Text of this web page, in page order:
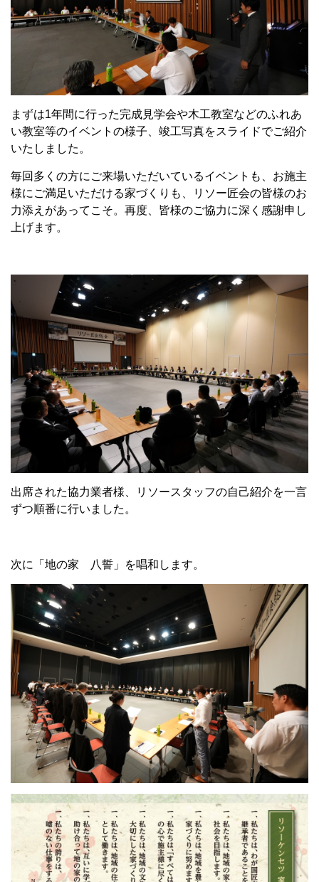
まずは1年間に行った完成見学会や木工教室などのふれあ
い教室等のイベントの様子、竣工写真をスライドでご紹介
いたしました。
毎回多くの方にご来場いただいているイベントも、お施主
様にご満足いただける家づくりも、リソー匠会の皆様のお
力添えがあってこそ。再度、皆様のご協力に深く感謝申し
上げます。
出席された協力業者様、リソースタッフの自己紹介を一言
ずつ順番に行いました。
次に「地の家 八誓」を唱和します。